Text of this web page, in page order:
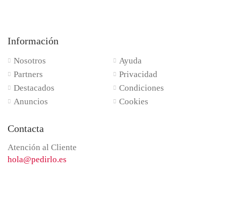
Información
Nosotros
Partners
Destacados
Anuncios
Ayuda
Privacidad
Condiciones
Cookies
Contacta
Atención al Cliente
hola@pedirlo.es